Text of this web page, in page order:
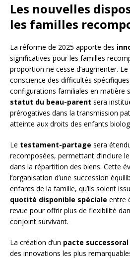
Les nouvelles
les familles
La réforme de 2025 apporte des
significatives pour les familles
proportion ne cesse d’augmenter.
conscience des difficultés
configurations familiales en matière
statut du beau-parent sera
prérogatives dans la transmission
atteinte aux droits des enfants
Le testament-partage sera
recomposées, permettant d’inclure
dans la répartition des biens. Cette
l’organisation d’une succession
enfants de la famille, qu’ils soient
quotité disponible spéciale entre
revue pour offrir plus de flexibilité
conjoint survivant.
La création d’un pacte
des innovations les plus